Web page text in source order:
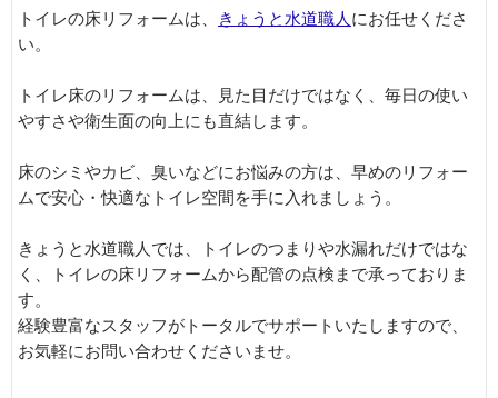
トイレの床リフォームは、 きょうと水道職人 にお任せくださ
い。
トイレ床のリフォームは、見た目だけではなく、毎日の使い
やすさや衛生面の向上にも直結します。
床のシミやカビ、臭いなどにお悩みの方は、早めのリフォー
ムで安心・快適なトイレ空間を手に入れましょう。
きょうと水道職人では、トイレのつまりや水漏れだけではな
く、トイレの床リフォームから配管の点検まで承っておりま
す。
経験豊富なスタッフがトータルでサポートいたしますので、
お気軽にお問い合わせくださいませ。